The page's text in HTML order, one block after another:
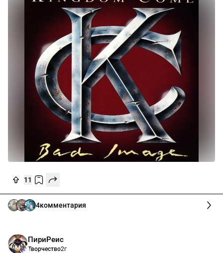
11
4комментария
ПириРеис
Творчество2г